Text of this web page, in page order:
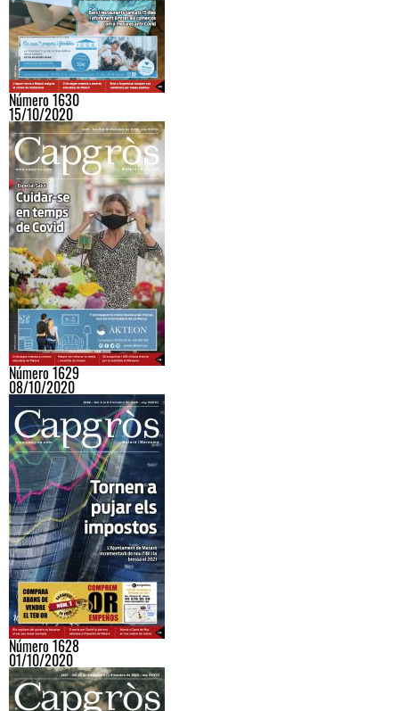
Número 1630
15/10/2020
Número 1629
08/10/2020
Número 1628
01/10/2020